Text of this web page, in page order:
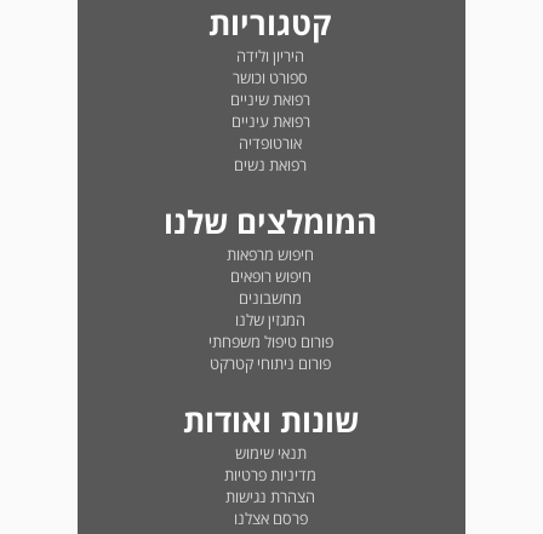
קטגוריות
היריון ולידה
ספורט וכושר
רפואת שיניים
רפואת עיניים
אורטופדיה
רפואת נשים
המומלצים שלנו
חיפוש מרפאות
חיפוש רופאים
מחשבונים
המגזין שלנו
פורום טיפול משפחתי
פורום ניתוחי קטרקט
שונות ואודות
תנאי שימוש
מדיניות פרטיות
הצהרת נגישות
פרסם אצלנו